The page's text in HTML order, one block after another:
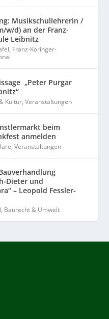
Musikschullehrerin /
w/d) an der Franz-
Leibnitz
, Franz-Koringer-
„Peter Purgar
Kultur,Veranstaltungen
beim
anmelden
,Veranstaltungen
Dieter und
– Leopold Fessler-
, Baurecht & Umwelt